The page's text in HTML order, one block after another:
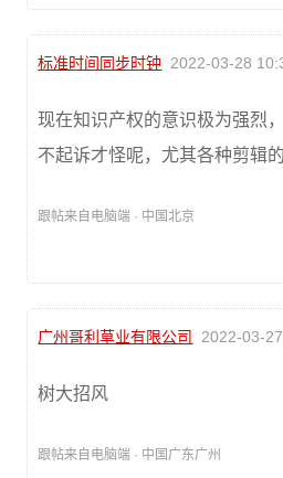
标准时间同步时钟 2022-03-28
现在知识产权的意识极为强烈
不起诉才怪呢，尤其各种剪辑
跟帖来自电脑端 · 中国北京
广州哥利草业有限公司 2022-03-
树大招风
跟帖来自电脑端 · 中国广东广州